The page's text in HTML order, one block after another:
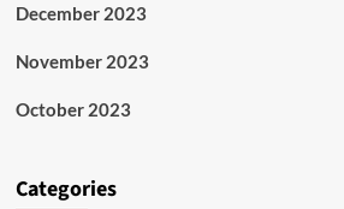
December 2023
November 2023
October 2023
Categories